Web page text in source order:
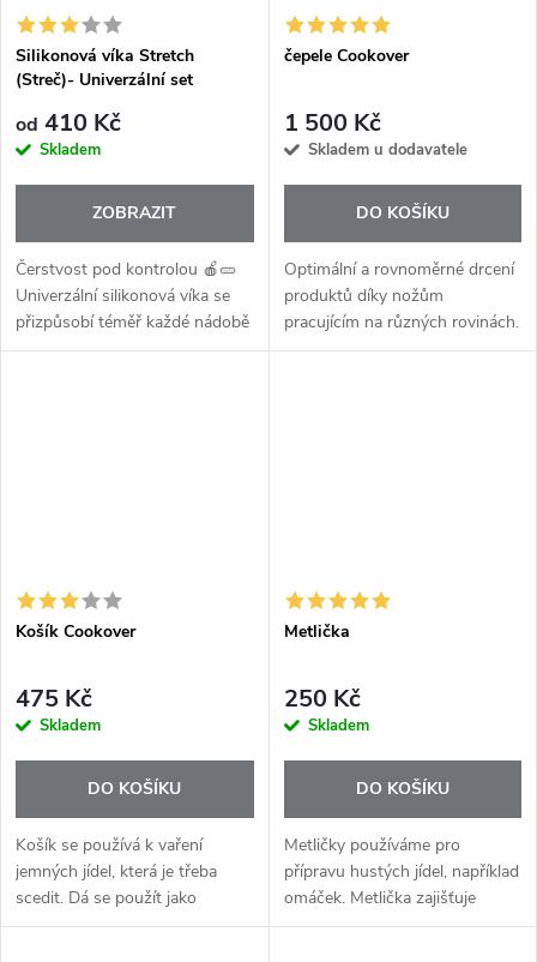
Silikonová víka Stretch
(Streč)- Univerzální set
od 410 Kč
Skladem
ZOBRAZIT
Čerstvost pod kontrolou 🍎🥒
Univerzální silikonová víka se
přizpůsobí téměř každé nádobě
i potravině. Jsou odolná,
čepele Cookover
1 500 Kč
Skladem u dodavatele
DO KOŠÍKU
Optimální a rovnoměrné drcení
produktů díky nožům
pracujícím na různých rovinách.
Rotace ve směru hodinových
Košík Cookover
475 Kč
Skladem
DO KOŠÍKU
Košík se používá k vaření
jemných jídel, která je třeba
scedit. Dá se použít jako
odměrka, položit na nádobu a
Metlička
250 Kč
Skladem
DO KOŠÍKU
Metličky používáme pro
přípravu hustých jídel, například
omáček. Metlička zajišťuje
rovnoměrné promíchání